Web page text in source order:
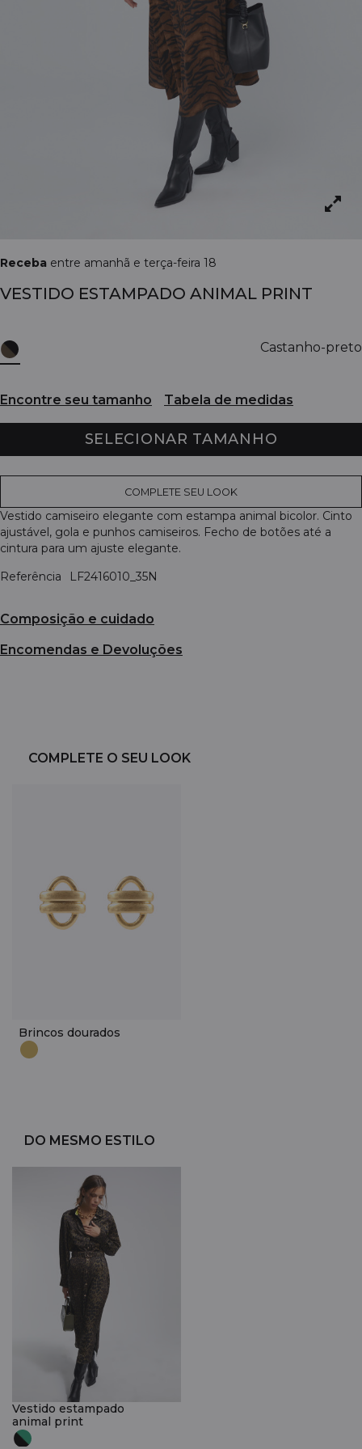
Receba entre amanhã e terça-feira 18
VESTIDO ESTAMPADO ANIMAL PRINT
Castanho-preto
Encontre seu tamanho Tabela de medidas
SELECIONAR TAMANHO
COMPLETE SEU LOOK
Vestido camiseiro elegante com estampa animal bicolor. Cinto
ajustável, gola e punhos camiseiros. Fecho de botões até a
cintura para um ajuste elegante.
Referência
LF2416010_35N
Composição e cuidado
Encomendas e Devoluções
COMPLETE O SEU LOOK
Brincos dourados
DO MESMO ESTILO
Vestido estampado
animal print